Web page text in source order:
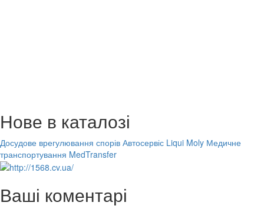
Нове в каталозі
Досудове врегулювання спорів Автосервіс Liqui Moly Медичне
транспортування MedTransfer
Ваші коментарі